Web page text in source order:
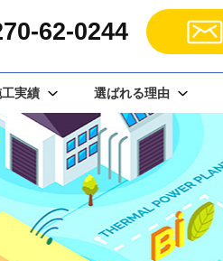
62-0244
実績 選ばれる理由